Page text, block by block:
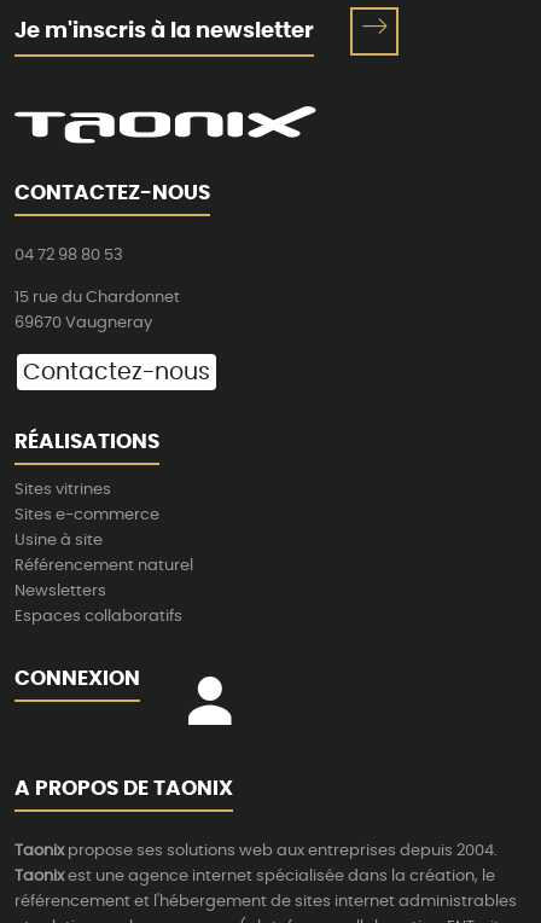
Je m'inscris à la newsletter
CONTACTEZ-NOUS
04 72 98 80 53
15 rue du Chardonnet
69670 Vaugneray
Contactez-nous
RÉALISATIONS
Sites vitrines
Sites e-commerce
Usine à site
Référencement naturel
Newsletters
Espaces collaboratifs
CONNEXION
A PROPOS DE TAONIX
Taonixpropose ses solutions web aux entreprises depuis 2004.
Taonixest une agence internet spécialisée dans la création, le
référencement et l'hébergement de sites internet administrables